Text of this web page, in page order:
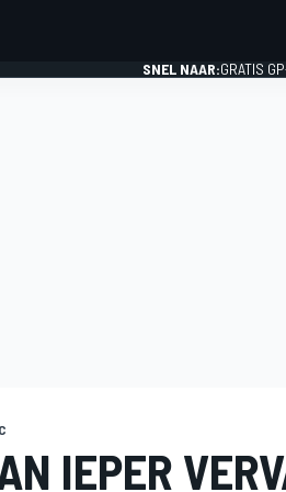
SNEL NAAR:GRATIS
IEPER